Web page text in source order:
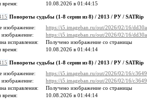
время:
10.08.2026 в 01:44:15
Повороты судьбы (1-8 серии из 8) / 2013 / РУ / SATRip
изображение:
https://i5.imageban.ru/out/2026/02/16/
https://i5.imageban.ru/out/2026/02/16/
исправления:
Получено изображение со страницы
время:
10.08.2026 в 01:44:14
Повороты судьбы (1-8 серии из 8) / 2013 / РУ / SATRip
изображение:
https://i5.imageban.ru/out/2026/02/16/
https://i5.imageban.ru/out/2026/02/16/
исправления:
Получено изображение со страницы
время:
10.08.2026 в 01:44:14